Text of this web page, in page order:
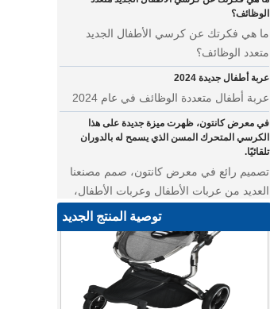
ما هي فكرتك عن كرسي الأطفال الجديد
متعدد الوظائف؟
عربة أطفال جديدة 2024
عربة أطفال متعددة الوظائف في عام 2024
في معرض كانتون، ظهرت ميزة جديدة على هذا
الكرسي المتحرك المسن الذي يسمح له بالدوران
تلقائيًا.
تصميم رائع في معرض كانتون، صمم مصنعنا
العديد من عربات الأطفال وعربات الأطفال،
من معرض كانتون ليس بعيدًا عن مصنعنا.
أين يمكننا أن نذهب بأوشحة الأطفال على ظهورنا؟
عربة أطفال متعددة الوظائف للتوأم
• نقدم لك أحدث تصميماتنا - عربة أطفال
متعددة الوظائف تتميز بالأناقة والروعة. تتميز
عربة الحيوانات الأليفة هذه بمساحة مدمجة
توصية المنتج الجديد